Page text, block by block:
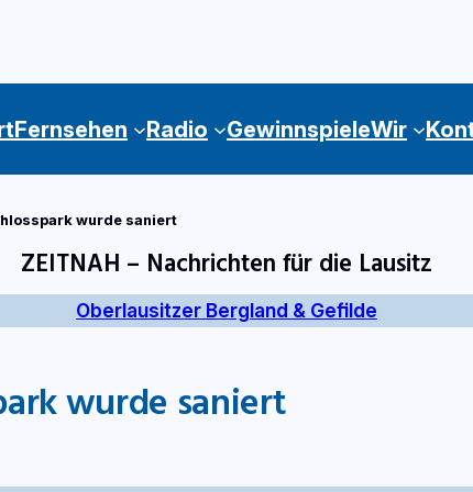
Fernsehen Radio GewinnspieleWir
wurde saniert
ZEITNAH – Nachrichten für die Lausitz
Oberlausitzer Bergland & Gefilde
wurde saniert